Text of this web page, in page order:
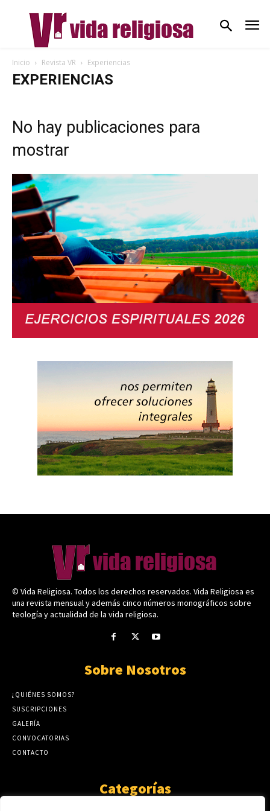
Inicio Revista VR Experiencias
EXPERIENCIAS
No hay publicaciones para
mostrar
© Vida Religiosa. Todos los derechos reservados. Vida Religiosa es
una revista mensual y además cinco números monográficos sobre
teología y actualidad de la vida religiosa.
Sobre Nosotros
¿QUIÉNES SOMOS?
SUSCRIPCIONES
GALERÍA
CONVOCATORIAS
CONTACTO
Categorías